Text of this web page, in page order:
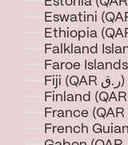
Fiji (QAR ر.ق)